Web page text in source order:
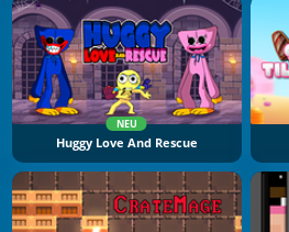
NEU
Huggy Love And Rescue